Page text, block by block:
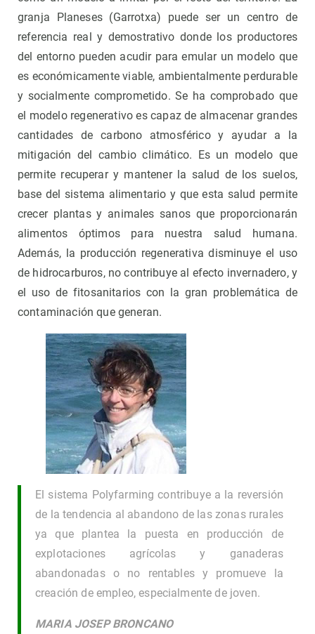
granja Planeses (Garrotxa) puede ser un centro de
referencia real y demostrativo donde los productores
del entorno pueden acudir para emular un modelo que
es económicamente viable, ambientalmente perdurable
y socialmente comprometido. Se ha comprobado que
el modelo regenerativo es capaz de almacenar grandes
cantidades de carbono atmosférico y ayudar a la
mitigación del cambio climático. Es un modelo que
permite recuperar y mantener la salud de los suelos,
base del sistema alimentario y que esta salud permite
crecer plantas y animales sanos que proporcionarán
alimentos óptimos para nuestra salud humana.
Además, la producción regenerativa disminuye el uso
de hidrocarburos, no contribuye al efecto invernadero, y
el uso de fitosanitarios con la gran problemática de
contaminación que generan.
El sistema Polyfarming contribuye a la reversión
de la tendencia al abandono de las zonas rurales
ya que plantea la puesta en producción de
explotaciones agrícolas y ganaderas
abandonadas o no rentables y promueve la
creación de empleo, especialmente de joven.
MARIA JOSEP BRONCANO